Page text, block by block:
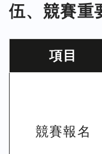
伍、競賽重
項目
競賽報名